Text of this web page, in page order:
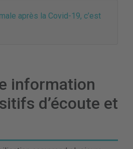
après la Covid-19, c’est
information
d’écoute et